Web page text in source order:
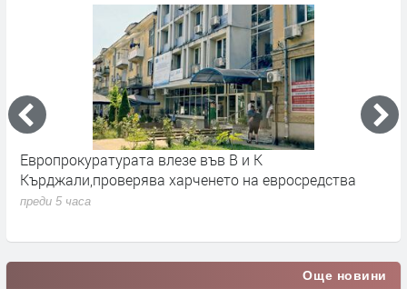
Европрокуратурата влезе във В и К
Кърджали,проверява харченето на евросредства
преди 5 часа
Още новини